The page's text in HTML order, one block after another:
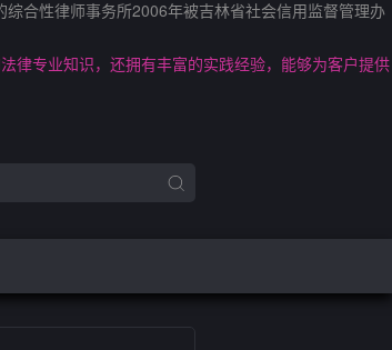
合性律师事务所2006年被吉林省社会信用监督管理办
律专业知识，还拥有丰富的实践经验，能够为客户提供